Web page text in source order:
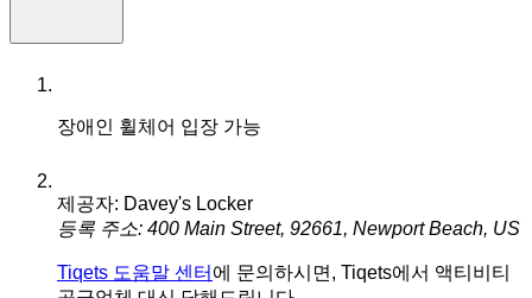
장애인 휠체어 입장 가능
제공자: Davey's Locker
등록 주소: 400 Main Street, 92661, Newport Beach, US
Tiqets 도움말 센터 에 문의하시면, Tiqets에서 액티비티